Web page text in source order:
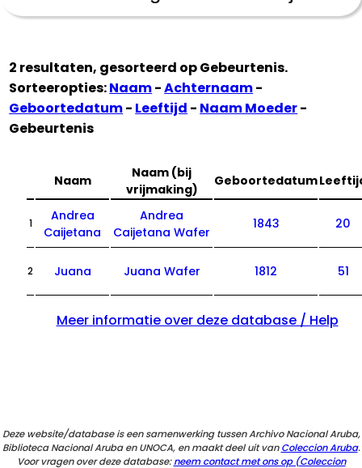
2 resultaten, gesorteerd opGebeurtenis.
Sorteeropties:Naam-Achternaam-
Geboortedatum- Leeftijd - Naam Moeder-
Gebeurtenis
Naam
Naam (bij
vrijmaking)
Geboortedatum
1
Andrea
Caijetana
Andrea
Caijetana Wafer
1843 20
2 Juana Juana Wafer 1812 51
Meer informatie over deze database / Help
Deze website/database is een samenwerking tussen Archivo Nacional Aruba,
Biblioteca Nacional Aruba en UNOCA, en maakt deel uit vanColeccion Aruba.
Voor vragen over deze database:neem contact met ons op (Coleccion